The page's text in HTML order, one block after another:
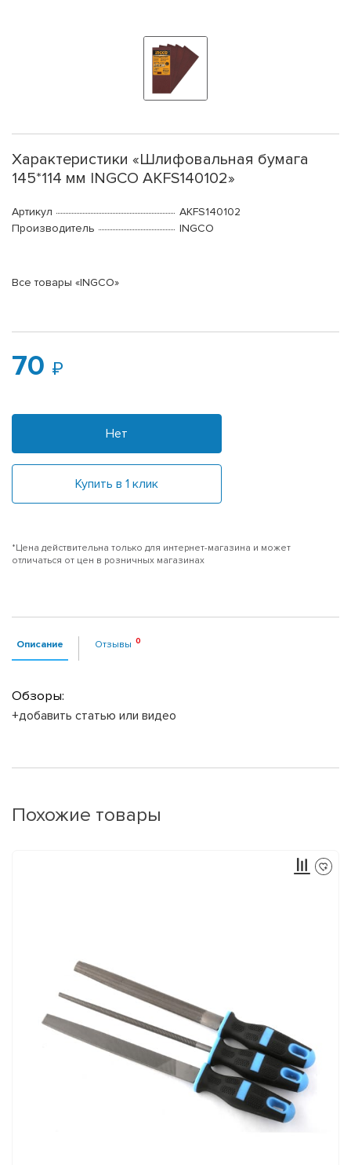
Характеристики «Шлифовальная бумага
145*114 мм INGCO AKFS140102»
Артикул
AKFS140102
Производитель
INGCO
Все товары «INGCO»
70
Нет
Купить в 1 клик
*Цена действительна только для интернет-магазина и может
отличаться от цен в розничных магазинах
Описание Отзывы
Обзоры:
+добавить статью или видео
Похожие товары